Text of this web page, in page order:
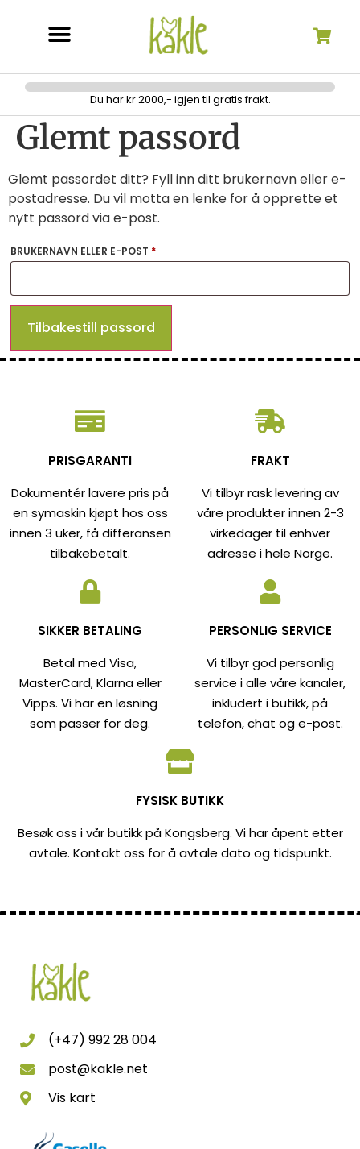
Du har kr 2000,- igjen til gratis frakt.
Glemt passord
Glemt passordet ditt? Fyll inn ditt brukernavn eller e-
postadresse. Du vil motta en lenke for å opprette et
nytt passord via e-post.
BRUKERNAVN ELLER E-POST *
Tilbakestill passord
PRISGARANTI
Dokumentér lavere pris på
en symaskin kjøpt hos oss
innen 3 uker, få differansen
tilbakebetalt.
FRAKT
Vi tilbyr rask levering av
våre produkter innen 2-3
virkedager til enhver
adresse i hele Norge.
SIKKER BETALING
Betal med Visa,
MasterCard, Klarna eller
Vipps. Vi har en løsning
som passer for deg.
PERSONLIG SERVICE
Vi tilbyr god personlig
service i alle våre kanaler,
inkludert i butikk, på
telefon, chat og e-post.
FYSISK BUTIKK
Besøk oss i vår butikk på Kongsberg. Vi har åpent etter
avtale. Kontakt oss for å avtale dato og tidspunkt.
(+47) 992 28 004
post@kakle.net
Vis kart